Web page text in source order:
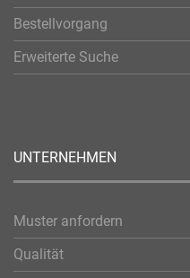
Bestellvorgang
Erweiterte Suche
UNTERNEHMEN
Muster anfordern
Qualität